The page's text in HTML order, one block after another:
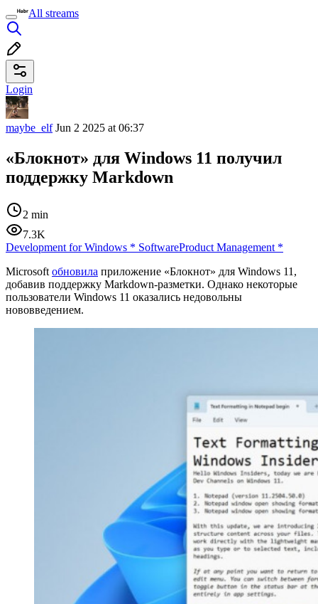
All streams
Login
maybe_elfJun 2 2025 at 06:37
«Блокнот» для Windows 11 получил
поддержку Markdown
2 min
7.3K
Development for Windows * SoftwareProduct Management *
Microsoft обновила приложение «Блокнот» для Windows 11,
добавив поддержку Markdown-разметки. Однако некоторые
пользователи Windows 11 оказались недовольны
нововведением.